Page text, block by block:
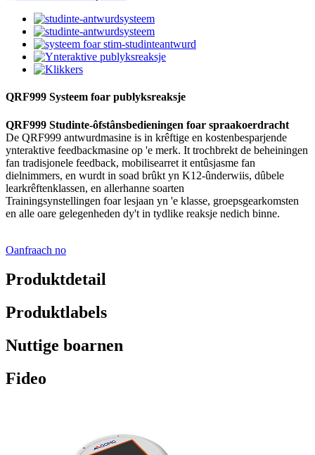
QRF999 Systeem foar publyksreaksje
QRF999 Studinte-ôfstânsbedieningen foar spraakoerdracht
De QRF999 antwurdmasine is in krêftige en kostenbesparjende
ynteraktive feedbackmasine op 'e merk. It trochbrekt de beheiningen
fan tradisjonele feedback, mobilisearret it entûsjasme fan
dielnimmers, en wurdt in soad brûkt yn K12-ûnderwiis, dûbele
learkrêftenklassen, en allerhanne soarten
Trainingsynstellingen foar lesjaan yn 'e klasse, groepsgearkomsten
en alle oare gelegenheden dy't in tydlike reaksje nedich binne.
Oanfraach no
Produktdetail
Produktlabels
Nuttige boarnen
Fideo